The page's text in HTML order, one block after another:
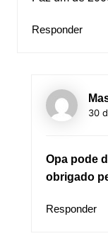
Responder
30
Opa pode
obrigado
Responder